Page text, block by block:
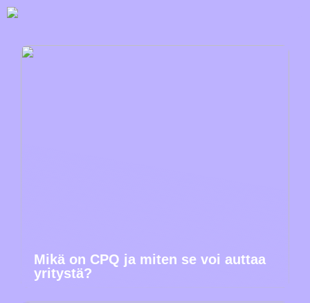
Mikä on CPQ ja miten se voi auttaa
yritystä?